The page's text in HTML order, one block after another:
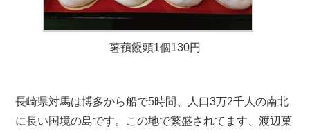
薯蕷饅頭1個130円
長崎県対馬は博多から船で5時間、人口3万2千人の南北
に長い国境の島です。この地で繁盛されてます、渡辺菓